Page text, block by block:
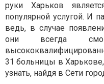
руки Харьков
популярной услугой. И
ведь, в случае
они всегда
31 больницы в
узнать, найдя в Сети